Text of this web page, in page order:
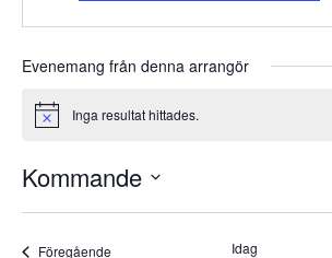
Evenemang från denna arrangör
Notice Inga resultat hittades.
Kommande
FöregåendeEvenemang Idag